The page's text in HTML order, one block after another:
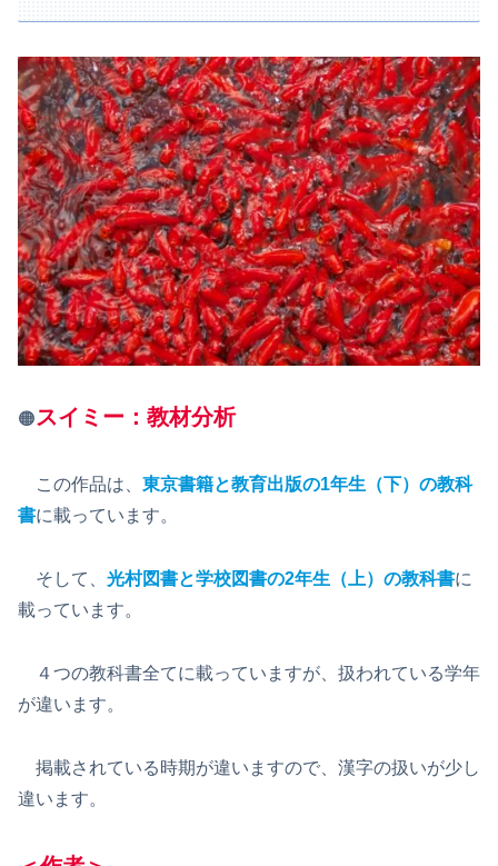
🟠スイミー：教材分析
この作品は、 東京書籍と教育出版の1年生（下）の教科
書に載っています。
そして、 光村図書と学校図書の2年生（上）の教科書に
載っています。
４つの教科書全てに載っていますが、扱われている学年
が違います。
掲載されている時期が違いますので、漢字の扱いが少し
違います。